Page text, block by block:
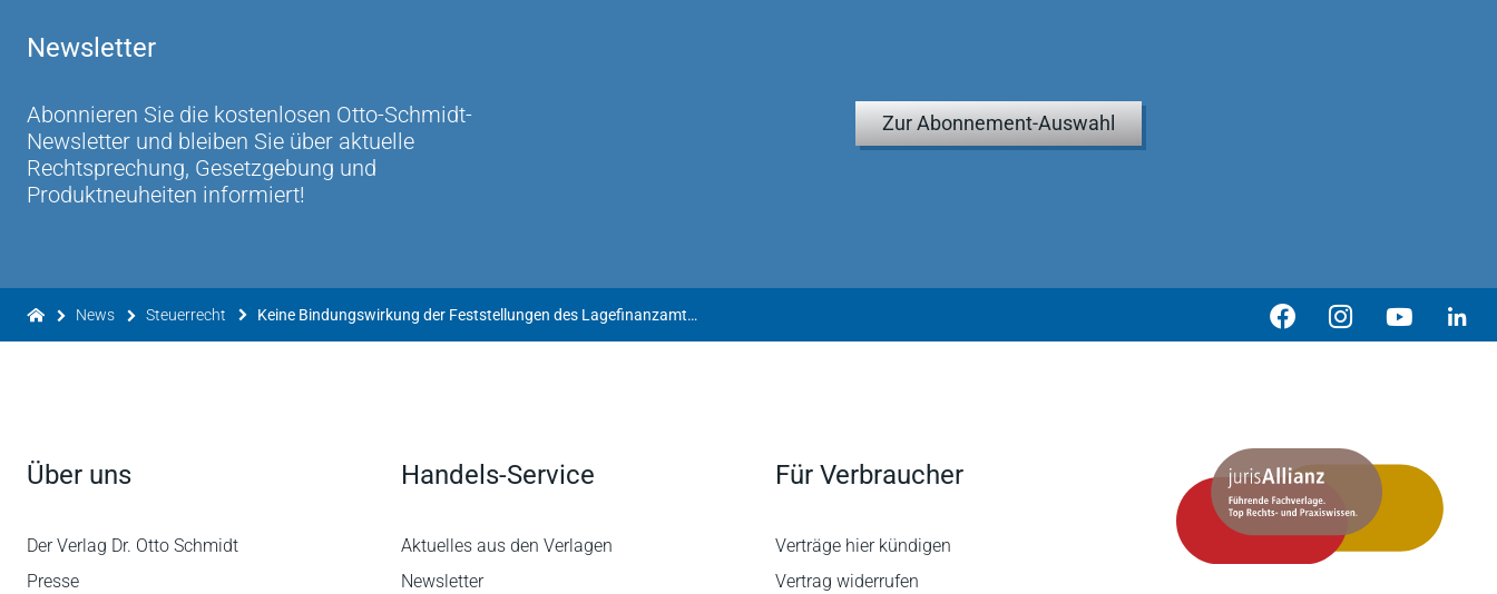
Newsletter
Abonnieren Sie die kostenlosen Otto-Schmidt-
Newsletter und bleiben Sie über aktuelle
Rechtsprechung, Gesetzgebung und
Produktneuheiten informiert!
Zur Abonnement-Auswahl
News Steuerrecht Keine Bindungswirkung der Feststellungen des Lagefinanzamtes für das Erbschaftsteuerfinanzamt
Über uns
Der Verlag Dr. Otto Schmidt
Presse
Handels-Service
Aktuelles aus den Verlagen
Newsletter
Für Verbraucher
Verträge hier kündigen
Vertrag widerrufen